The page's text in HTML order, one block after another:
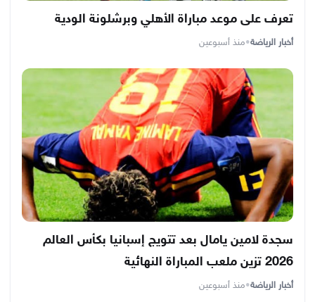
تعرف على موعد مباراة الأهلي وبرشلونة الودية
أخبار الرياضة•منذ أسبوعين
سجدة لامين يامال بعد تتويج إسبانيا بكأس العالم
2026 تزين ملعب المباراة النهائية
أخبار الرياضة•منذ أسبوعين